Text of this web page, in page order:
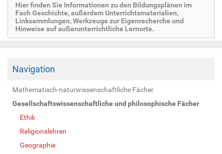
Hier finden Sie Informationen zu den Bildungsplänen im
Fach Geschichte, außerdem Unterrichtsmaterialien,
Linksammlungen, Werkzeuge zur Eigenrecherche und
Hinweise auf außerunterrichtliche Lernorte.
Navigation
Mathematisch-naturwissenschaftliche Fächer
Gesellschaftswissenschaftliche und philosophische Fächer
Ethik
Religionslehren
Geographie